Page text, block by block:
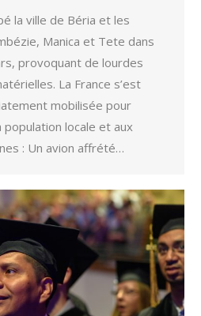
la ville de Béria et les
Manica et Tete dans
provoquant de lourdes
La France s’est
mobilisée pour
locale et aux
: Un avion affrété…